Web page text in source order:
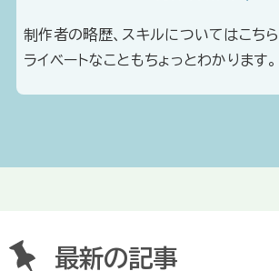
制作者の略歴、スキルについてはこち
ライベートなこともちょっとわかります。
最新の記事